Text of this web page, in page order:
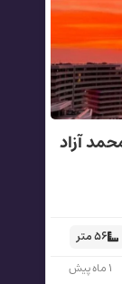
۵۶ متر
۱ ماه پیش